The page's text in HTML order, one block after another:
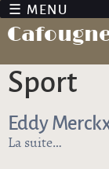
sport
Eddy
La suitede Eddy